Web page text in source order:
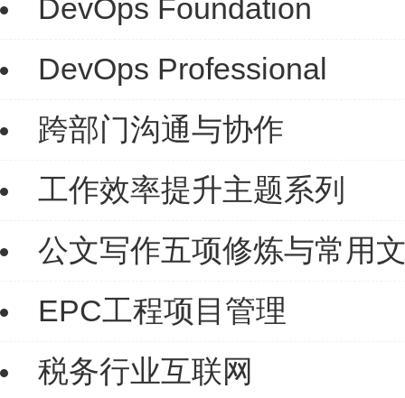
DevOps Foundation
DevOps Professional
跨部门沟通与协作
工作效率提升主题系列
公文写作五项修炼与常用
EPC工程项目管理
税务行业互联网